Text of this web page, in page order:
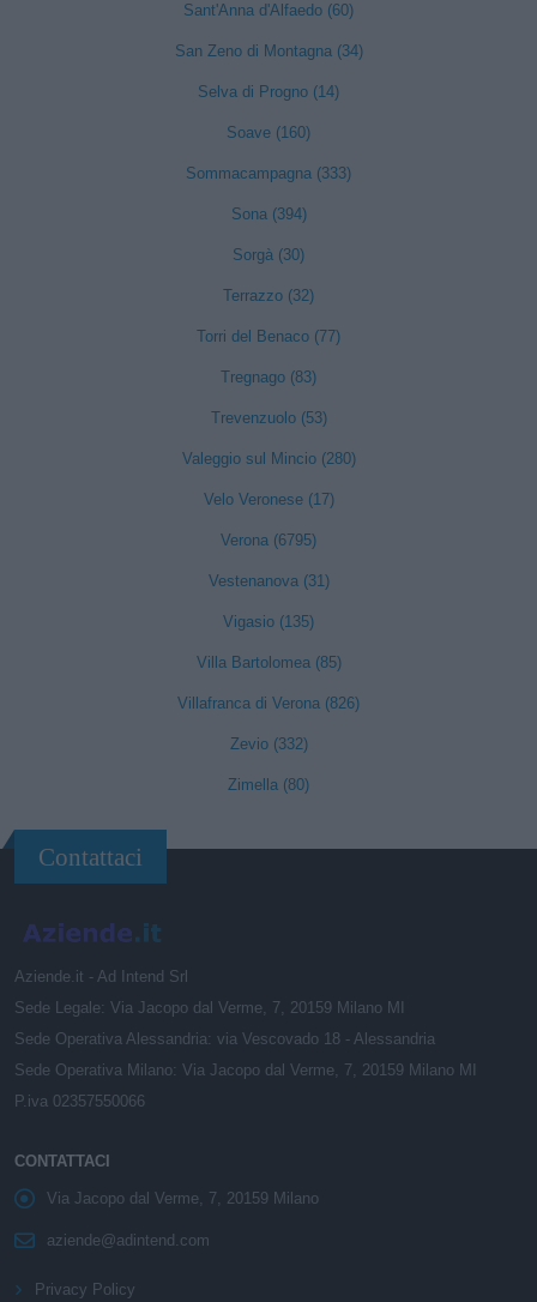
Sant'Anna d'Alfaedo (60)
San Zeno di Montagna (34)
Selva di Progno (14)
Soave (160)
Sommacampagna (333)
Sona (394)
Sorgà (30)
Terrazzo (32)
Torri del Benaco (77)
Tregnago (83)
Trevenzuolo (53)
Valeggio sul Mincio (280)
Velo Veronese (17)
Verona (6795)
Vestenanova (31)
Vigasio (135)
Villa Bartolomea (85)
Villafranca di Verona (826)
Zevio (332)
Zimella (80)
Contattaci
Aziende.it - Ad Intend Srl
Sede Legale: Via Jacopo dal Verme, 7, 20159 Milano MI
Sede Operativa Alessandria: via Vescovado 18 - Alessandria
Sede Operativa Milano: Via Jacopo dal Verme, 7, 20159 Milano MI
P.iva 02357550066
CONTATTACI
Via Jacopo dal Verme, 7, 20159 Milano
aziende@adintend.com
Privacy Policy